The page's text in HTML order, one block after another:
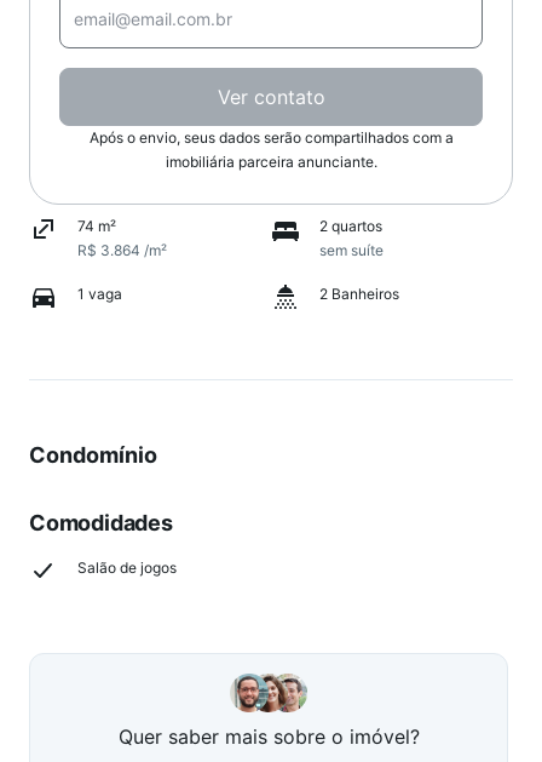
Ver contato
Após o envio, seus dados serão compartilhados com a
imobiliária parceira anunciante.
74 m²
R$ 3.864 /m²
2 quartos
sem suíte
1 vaga 2 Banheiros
Condomínio
Comodidades
Salão de jogos
Quer saber mais sobre o imóvel?